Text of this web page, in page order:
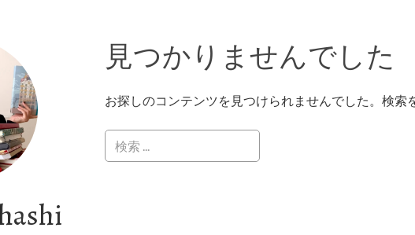
見つかりませんでした
お探しのコンテンツを見つけられませんでした。検索